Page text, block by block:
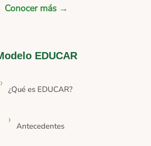
Conocer más →
EDUCAR
¿Qué es EDUCAR?
Antecedentes